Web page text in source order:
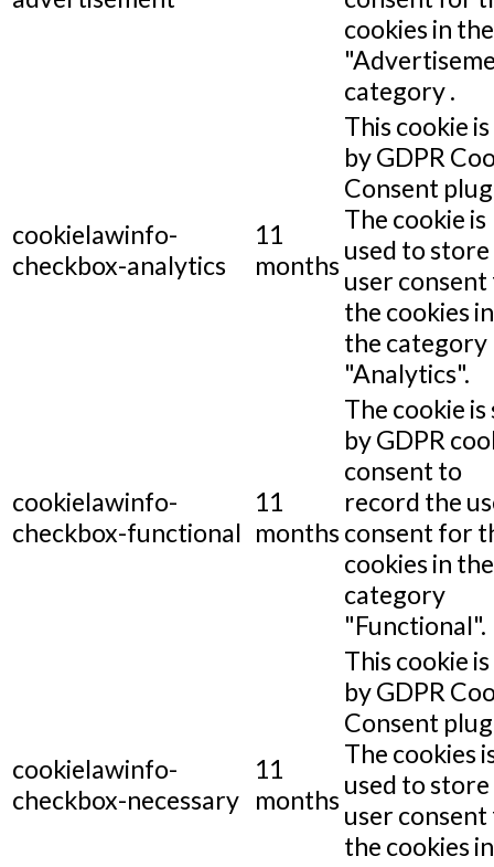
cookies in the
category .
cookielawinfo-
checkbox-analytics
11
months
This cookie
by GDPR
Consent
The cookie is
used to
user
the cookies in
the category
"Analytics".
cookielawinfo-
checkbox-functional
11
months
The cookie is
by GDPR
consent to
record the
consent for
cookies in the
category
"Functional".
cookielawinfo-
checkbox-necessary
11
months
This cookie
by GDPR
Consent
The cookies
used to
user
the cookies in